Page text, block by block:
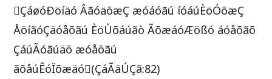
ÇáøóÐöíäó ÂãóäõæÇ æóáóãú íóáúÈöÓõæÇ
ÅöíãóÇäóåõãú ÈöÙõáúãò ÃõæáóÆößó áóåõãõ
ÇáúÃóãúäõ æóåõãú
ãõåúÊóÏõæäó(ÇáÃäÚÇã:82)